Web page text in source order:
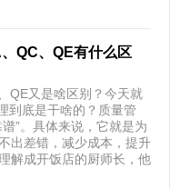
QC、QE有什么区
QE又是啥区别？今天就
到底是干啥的？质量管
”。具体来说，它就是为
出差错，减少成本，提升
解成开饭店的厨师长，他